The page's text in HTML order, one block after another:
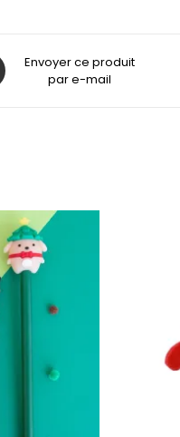
Envoyer ce produit
par e-mail